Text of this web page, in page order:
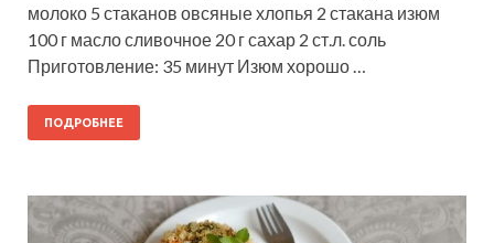
молоко 5 стаканов овсяные хлопья 2 стакана изюм
100 г масло сливочное 20 г сахар 2 ст.л. соль
Приготовление: 35 минут Изюм хорошо …
ПОДРОБНЕЕ